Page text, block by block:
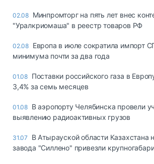
02.08 Минпромторг на пять лет внес
"Уралкриомаша" в реестр товаров РФ
02.08 Европа в июле сократила импорт
минимума почти за два года
01.08 Поставки российского газа в
3,4% за семь месяцев
01.08 В аэропорту Челябинска провели
выявлению радиоактивных грузов
31.07
В Атырауской области Казахстана
завода "Силлено" привезли